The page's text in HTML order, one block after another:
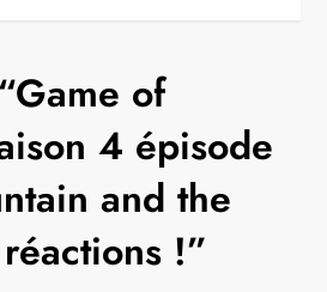
Game of
4 épisode
and the
!”